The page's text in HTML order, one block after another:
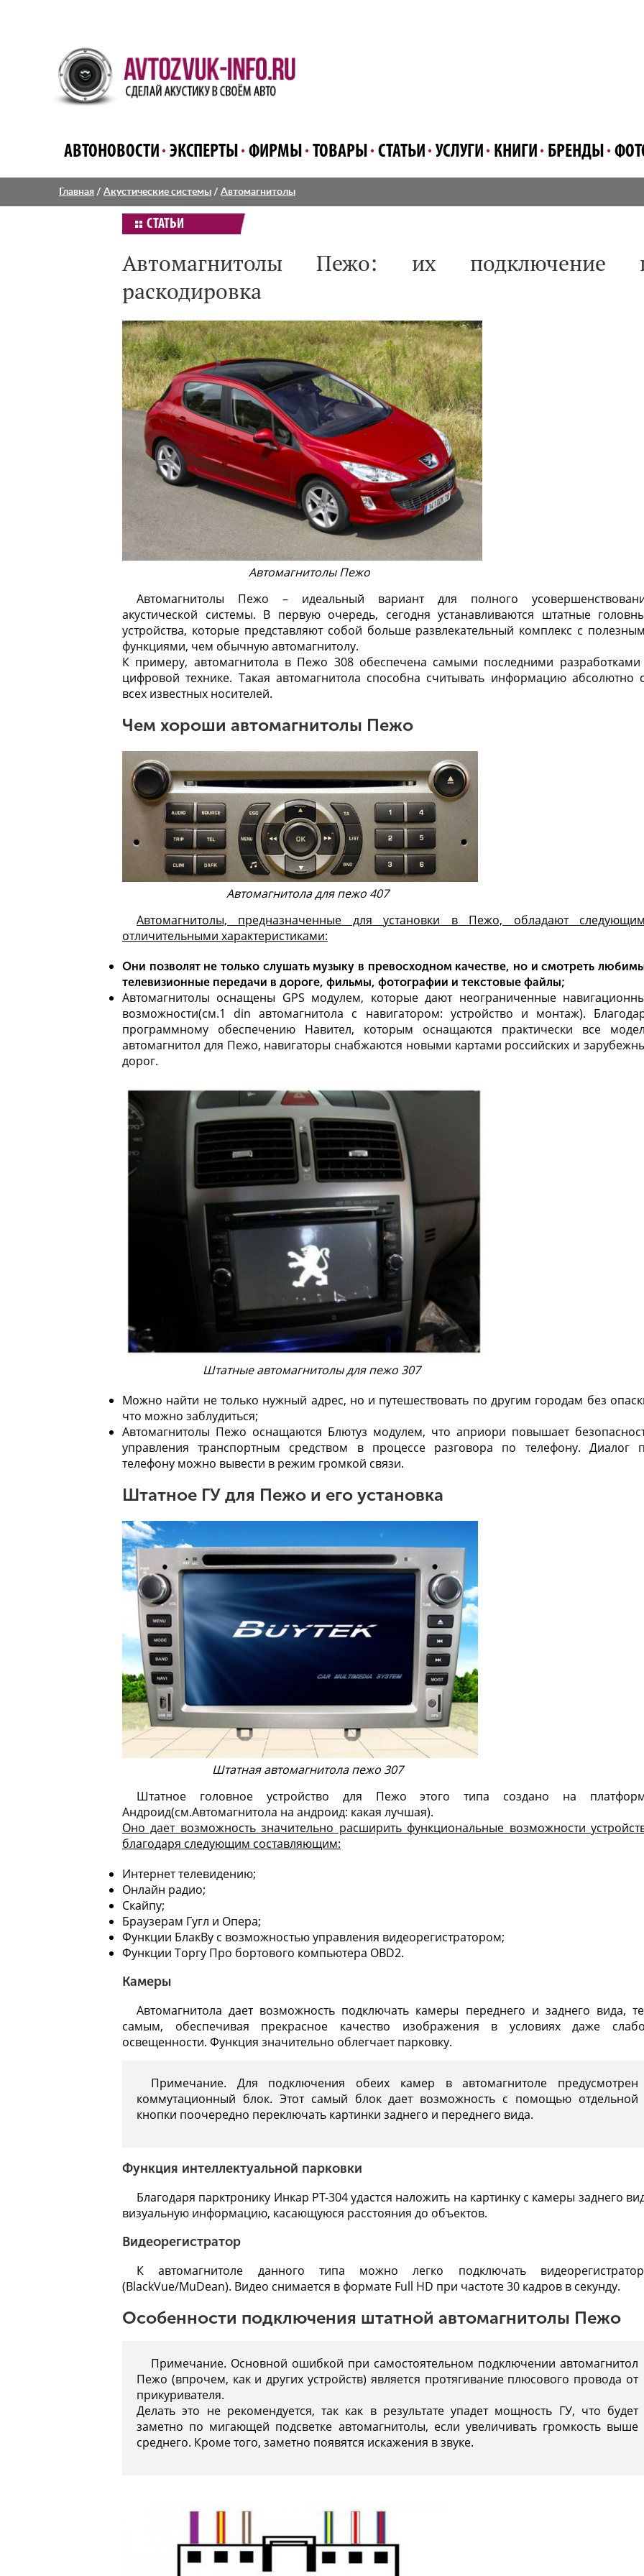
АВТОНОВОСТИ ЭКСПЕРТЫ ФИРМЫ ТОВАРЫ СТАТЬИ УСЛУГИ КНИГИ БРЕНДЫ
Главная / Акустические системы / Автомагнитолы
СТАТЬИ
Автомагнитолы Пежо: их подключение
раскодировка
Автомагнитолы Пежо
Автомагнитолы Пежо – идеальный вариант для полного
акустической системы. В первую очередь, сегодня устанавливаются штатные
устройства, которые представляют собой больше развлекательный комплекс с
функциями, чем обычную автомагнитолу.
К примеру, автомагнитола в Пежо 308 обеспечена самыми последними
цифровой технике. Такая автомагнитола способна считывать информацию абсолютно
всех известных носителей.
Чем хороши автомагнитолы Пежо
Автомагнитола для пежо 407
Автомагнитолы, предназначенные для установки в Пежо, обладают
отличительными характеристиками:
Они позволят не только слушать музыку в превосходном качестве, но и смотреть
телевизионные передачи в дороге, фильмы, фотографии и текстовые файлы;
Автомагнитолы оснащены GPS модулем, которые дают неограниченные
возможности(см.1 din автомагнитола с навигатором: устройство и монтаж).
программному обеспечению Навител, которым оснащаются практически все
автомагнитол для Пежо, навигаторы снабжаются новыми картами российских и
дорог.
Штатные автомагнитолы для пежо 307
Можно найти не только нужный адрес, но и путешествовать по другим городам без
что можно заблудиться;
Автомагнитолы Пежо оснащаются Блютуз модулем, что априори повышает
управления транспортным средством в процессе разговора по телефону. Диалог
телефону можно вывести в режим громкой связи.
Штатное ГУ для Пежо и его установка
Штатная автомагнитола пежо 307
Штатное головное устройство для Пежо этого типа создано на
Андроид(см.Автомагнитола на андроид: какая лучшая).
Оно дает возможность значительно расширить функциональные возможности
благодаря следующим составляющим:
Интернет телевидению;
Онлайн радио;
Скайпу;
Браузерам Гугл и Опера;
Функции БлакВу с возможностью управления видеорегистратором;
Функции Торгу Про бортового компьютера OBD2.
Камеры
Автомагнитола дает возможность подключать камеры переднего и заднего вида,
самым, обеспечивая прекрасное качество изображения в условиях даже
освещенности. Функция значительно облегчает парковку.
Примечание. Для подключения обеих камер в автомагнитоле предусмотрен
коммутационный блок. Этот самый блок дает возможность с помощью отдельной
кнопки поочередно переключать картинки заднего и переднего вида.
Функция интеллектуальной парковки
Благодаря парктронику Инкар PT-304 удастся наложить на картинку с камеры заднего
визуальную информацию, касающуюся расстояния до объектов.
Видеорегистратор
К автомагнитоле данного типа можно легко подключать
(BlackVue/MuDean). Видео снимается в формате Full HD при частоте 30 кадров в секунду.
Особенности подключения штатной автомагнитолы Пежо
Примечание. Основной ошибкой при самостоятельном подключении автомагнитол
Пежо (впрочем, как и других устройств) является протягивание плюсового провода от
прикуривателя.
Делать это не рекомендуется, так как в результате упадет мощность ГУ, что будет
заметно по мигающей подсветке автомагнитолы, если увеличивать громкость выше
среднего. Кроме того, заметно появятся искажения в звуке.